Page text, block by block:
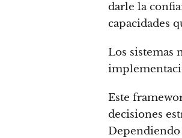
darle la
capacidades
Los sistemas
Este
decisiones
Dependiendo